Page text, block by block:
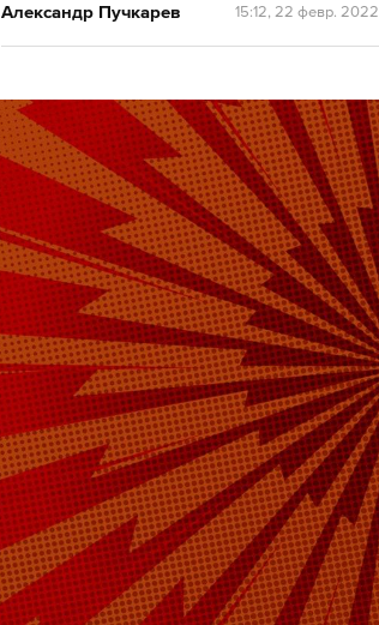
Александр Пучкарев 15:12, 22 февр. 2022